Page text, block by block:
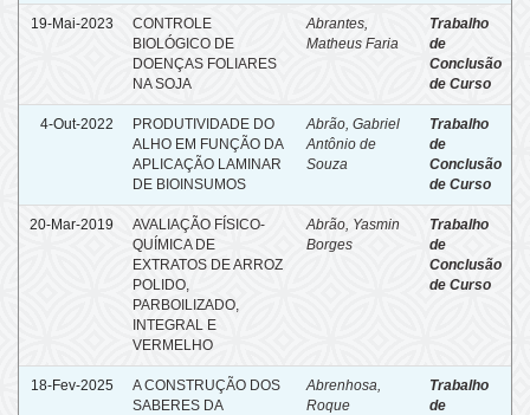
19-Mai-2023
CONTROLE
BIOLÓGICO DE
DOENÇAS FOLIARES
NA SOJA
Abrantes,
Matheus Faria
Trabalho
de
Conclusão
de Curso
4-Out-2022
PRODUTIVIDADE DO
ALHO EM FUNÇÃO DA
APLICAÇÃO LAMINAR
DE BIOINSUMOS
Abrão, Gabriel
Antônio de
Souza
Trabalho
de
Conclusão
de Curso
20-Mar-2019
AVALIAÇÃO FÍSICO-
QUÍMICA DE
EXTRATOS DE ARROZ
POLIDO,
PARBOILIZADO,
INTEGRAL E
VERMELHO
Abrão, Yasmin
Borges
Trabalho
de
Conclusão
de Curso
18-Fev-2025
A CONSTRUÇÃO DOS
SABERES DA
Abrenhosa,
Roque
Trabalho
de